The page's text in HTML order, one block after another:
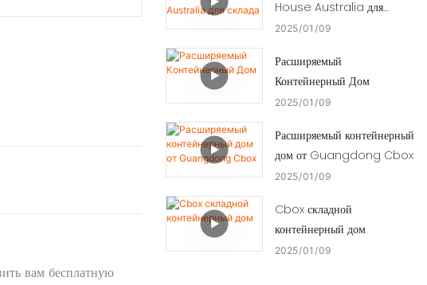
вам бесплатную
House Australia для
склада
2025 01 09
Расширяемый
Контейнерный Дом
2025 01 09
Расширяемый контейнерный
дом от Guangdong Cbox
2025 01 09
Cbox складной
контейнерный дом
2025 01 09